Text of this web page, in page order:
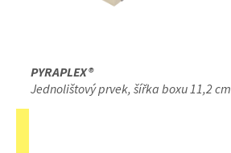
PYRAPLEX®
Jednolištový prvek, šířka boxu 11,2 cm